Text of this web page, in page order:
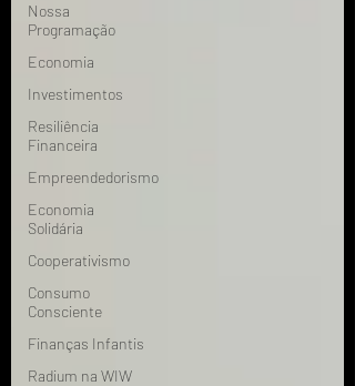
Nossa
Programação
Economia
Investimentos
Resiliência
Financeira
Empreendedorismo
Economia
Solidária
Cooperativismo
Consumo
Consciente
Finanças Infantis
Radium na WIW